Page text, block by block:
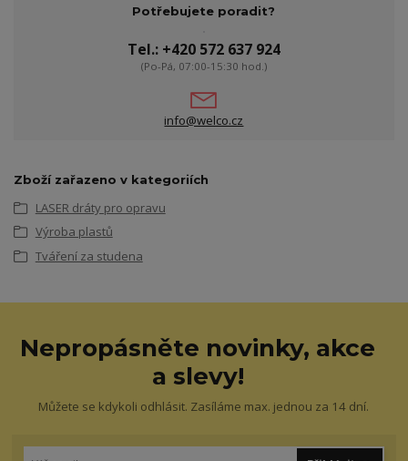
Potřebujete poradit?
Tel.: +420 572 637 924
(Po-Pá, 07:00-15:30 hod.)
info@welco.cz
Zboží zařazeno v kategoriích
LASER dráty pro opravu
Výroba plastů
Tváření za studena
Nepropásněte novinky, akce
a slevy!
Můžete se kdykoli odhlásit. Zasíláme max. jednou za 14 dní.